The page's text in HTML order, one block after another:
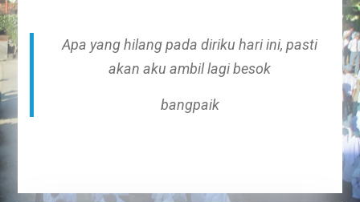
Apa yang hilang pada diriku hari ini, pasti
akan aku ambil lagi besok
bangpaik